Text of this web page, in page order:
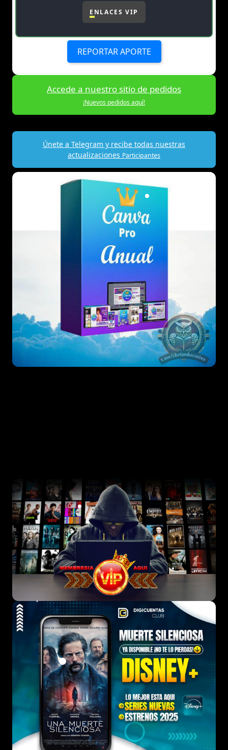
ENLACES VIP
REPORTAR APORTE
Accede a nuestro sitio de pedidos
¡Nuevos pedidos aquí!
Únete a Telegram y recibe todas nuestras
actualizaciones Participantes